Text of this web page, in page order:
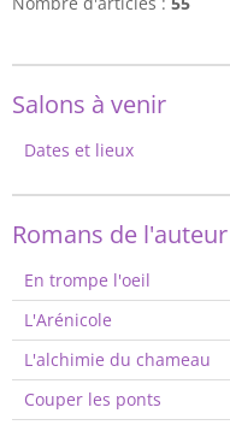
Salons à venir
Dates et lieux
Romans de l'auteur
En trompe l'oeil
L'Arénicole
L'alchimie du chameau
Couper les ponts